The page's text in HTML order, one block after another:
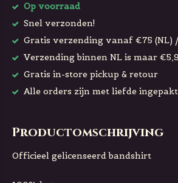
Op voorraad
Snel verzonden!
Gratis verzending vanaf €75 (NL) /
Verzending binnen NL is maar
Gratis in-store pickup & retour
Alle orders zijn met liefde
Productomschrijving
Officieel gelicenseerd bandshirt